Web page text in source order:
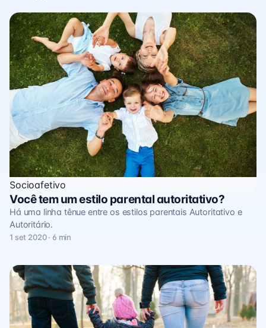
Socioafetivo
Você tem um estilo parental autoritativo?
Há uma linha tênue entre os estilos parentais Autoritativo e
Autoritário.
1 set 2020 · 6 min